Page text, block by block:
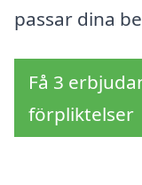
passar dina
Få 3
förpliktelser